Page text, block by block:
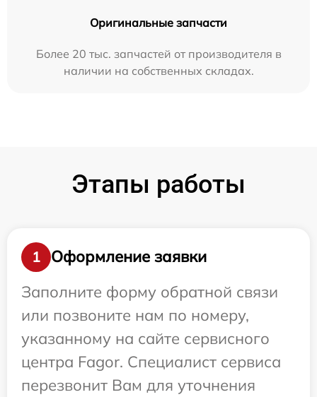
Оригинальные запчасти
Более 20 тыс. запчастей от производителя в
наличии на собственных складах.
Этапы работы
1
Оформление заявки
Заполните форму обратной связи
или позвоните нам по номеру,
указанному на сайте сервисного
центра Fagor. Специалист сервиса
перезвонит Вам для уточнения